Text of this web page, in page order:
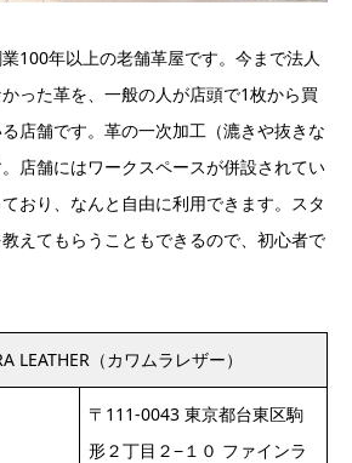
100年以上の老舗革屋です。今まで法人
った革を、一般の人が店頭で1枚から買
店舗です。革の一次加工（漉きや抜きな
店舗にはワークスペースが併設されてい
おり、なんと自由に利用できます。スタ
えてもらうこともできるので、初心者で
LEATHER（カワムラレザー）
〒111-0043 東京都台東区駒
形２丁目２−１０ ファインラ